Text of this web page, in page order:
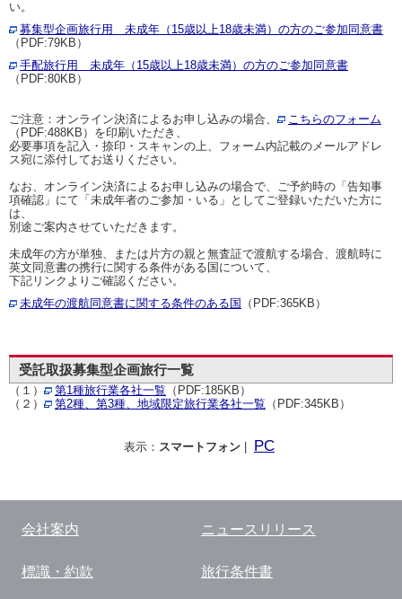
い。
募集型企画旅行用 未成年（15歳以上18歳未満）の方のご参加同意書
（PDF:79KB）
手配旅行用 未成年（15歳以上18歳未満）の方のご参加同意書
（PDF:80KB）
ご注意：オンライン決済によるお申し込みの場合、
こちらのフォーム
（PDF:488KB）を印刷いただき、
必要事項を記入・捺印・スキャンの上、フォーム内記載のメールアドレ
ス宛に添付してお送りください。
なお、オンライン決済によるお申し込みの場合で、ご予約時の「告知事
項確認」にて「未成年者のご参加・いる」としてご登録いただいた方に
は、
別途ご案内させていただきます。
未成年の方が単独、または片方の親と無査証で渡航する場合、渡航時に
英文同意書の携行に関する条件がある国について、
下記リンクよりご確認ください。
未成年の渡航同意書に関する条件のある国
（PDF:365KB）
受託取扱募集型企画旅行一覧
（１） 第1種旅行業各社一覧 （PDF:185KB）
（２）
第2種、第3種、地域限定旅行業各社一覧 （PDF:345KB）
表示： スマートフォン PC
会社案内 ニュースリリース
標識・約款 旅行条件書